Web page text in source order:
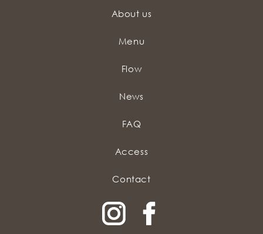
About us
Menu
Flow
News
FAQ
Access
Contact